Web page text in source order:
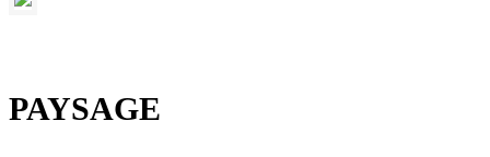
PAYSAGE